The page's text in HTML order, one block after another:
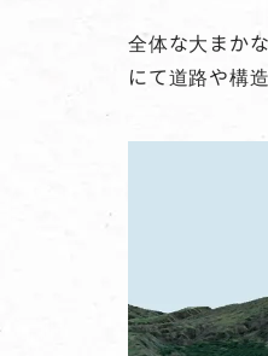
全体な大まか
にて道路や構